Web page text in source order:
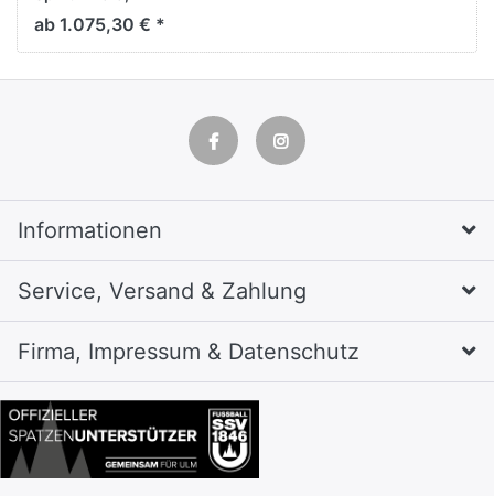
H1850xB1590xT815mm
ab 1.075,30 € *
Informationen
Service, Versand & Zahlung
Firma, Impressum & Datenschutz